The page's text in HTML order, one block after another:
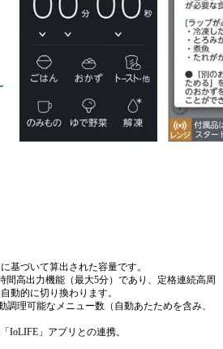
基づいて算出された容量です。
間高出力機能（最大5分）であり、定格連続高周
動的に切り換わります。
理可能なメニュー数（自動あたためを含み、
IoLIFE」アプリとの連携。